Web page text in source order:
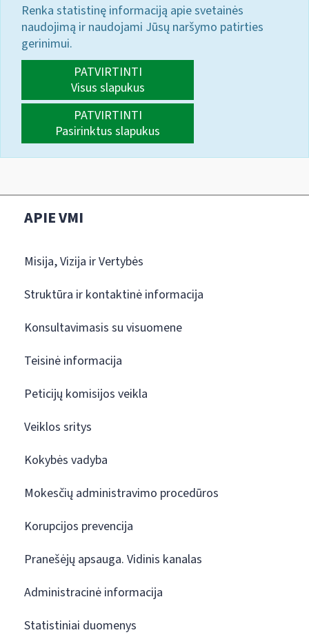
Renka statistinę informaciją apie svetainės
naudojimą ir naudojami Jūsų naršymo patirties
gerinimui.
PATVIRTINTI
Visus slapukus
PATVIRTINTI
Pasirinktus slapukus
APIE VMI
Misija, Vizija ir Vertybės
Struktūra ir kontaktinė informacija
Konsultavimasis su visuomene
Teisinė informacija
Peticijų komisijos veikla
Veiklos sritys
Kokybės vadyba
Mokesčių administravimo procedūros
Korupcijos prevencija
Pranešėjų apsauga. Vidinis kanalas
Administracinė informacija
Statistiniai duomenys